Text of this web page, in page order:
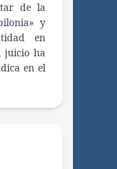
de la
y
en
juicio ha
en el